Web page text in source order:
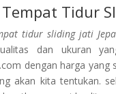
Tidur
tidur sliding jati
dan ukuran
dengan harga yang
akan kita tentukan.